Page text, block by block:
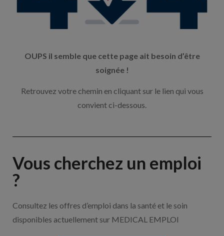
OUPS il semble que cette page ait besoin d’être
soignée !
Retrouvez votre chemin en cliquant sur le lien qui vous
convient ci-dessous.
Vous cherchez un emploi
?
Consultez les offres d’emploi dans la santé et le soin
disponibles actuellement sur MEDICAL EMPLOI